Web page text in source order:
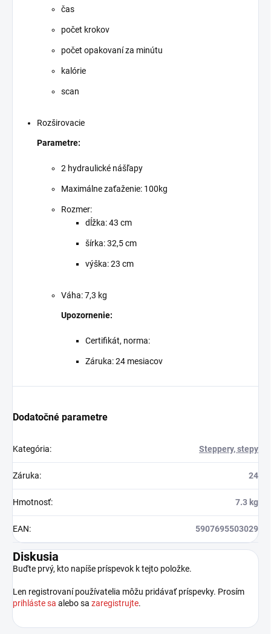
čas
počet krokov
počet opakovaní za minútu
kalórie
scan
Rozširovacie
Parametre:
2 hydraulické nášľapy
Maximálne zaťaženie: 100kg
Rozmer:
dĺžka: 43 cm
šírka: 32,5 cm
výška: 23 cm
Váha: 7,3 kg
Upozornenie:
Certifikát, norma:
Záruka: 24 mesiacov
Dodatočné parametre
Kategória: Steppery, stepy
Záruka: 24
Hmotnosť: 7.3 kg
EAN: 5907695503029
Diskusia
Buďte prvý, kto napíše príspevok k tejto položke.
Len registrovaní používatelia môžu pridávať príspevky. Prosím
prihláste sa alebo sa zaregistrujte.